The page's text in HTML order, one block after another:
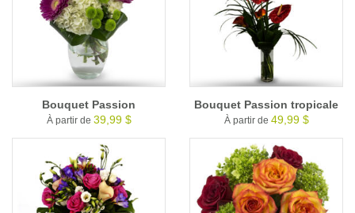
Bouquet Passion
À partir de 39,99 $
Bouquet Passion tropicale
À partir de 49,99 $